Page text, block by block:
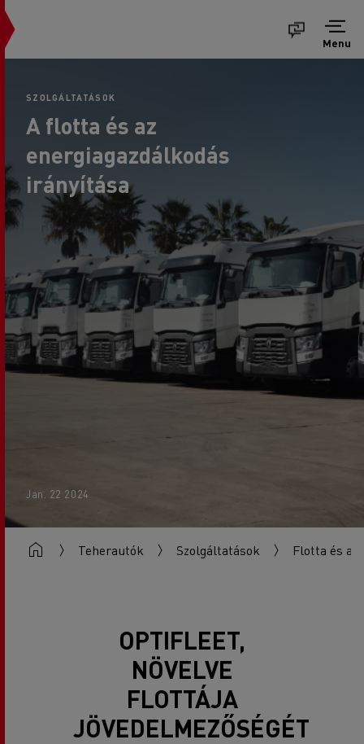
Menu
SZOLGÁLTATÁSOK
A flotta és az
energiagazdálkodás
irányítása
Jan. 22 2024
Teherautók Szolgáltatások Flotta és az
OPTIFLEET,
NÖVELVE
FLOTTÁJA
JÖVEDELMEZŐSÉGÉT